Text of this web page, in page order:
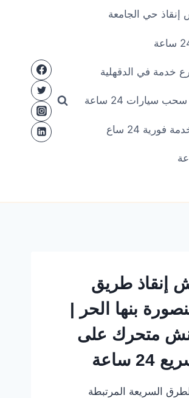
إنقاذ حي الجامعة
24 ساعة
24 ساع
إنقاذ طريق
بنها الحر |
متحرك على
24 ساعة
السريعة المرتبطة